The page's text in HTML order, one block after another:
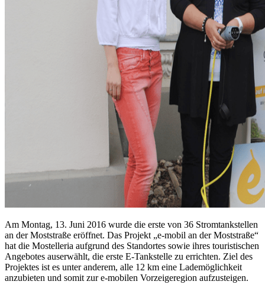
Am Montag, 13. Juni 2016 wurde die erste von 36 Stromtankstellen
an der Moststraße eröffnet. Das Projekt „e-mobil an der Moststraße“
hat die Mostelleria aufgrund des Standortes sowie ihres touristischen
Angebotes auserwählt, die erste E-Tankstelle zu errichten. Ziel des
Projektes ist es unter anderem, alle 12 km eine Lademöglichkeit
anzubieten und somit zur e-mobilen Vorzeigeregion aufzusteigen.